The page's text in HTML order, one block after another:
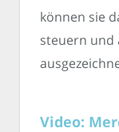
können sie
steuern und
Video: